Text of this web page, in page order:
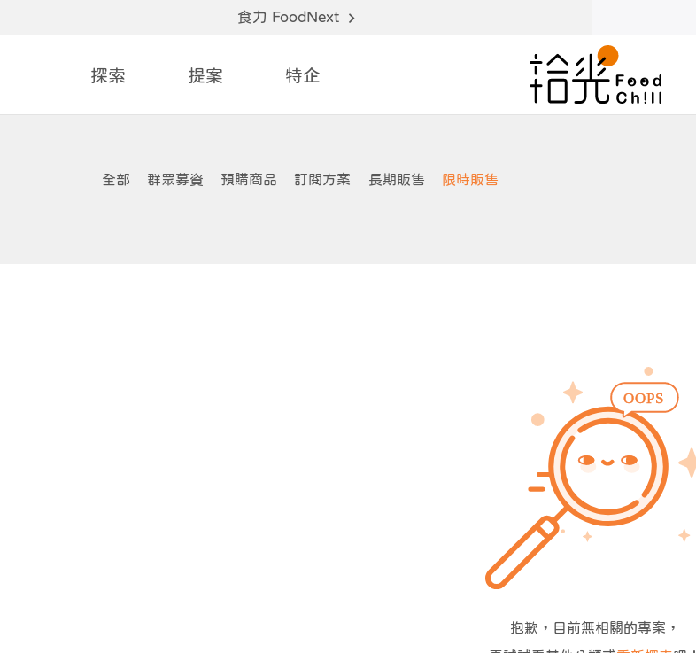
食力 FoodNext
探索 提案 特企
全部 群眾募資 預購商品 訂閱方案 長期販售 限時販售
抱歉，目前無相關的專案，